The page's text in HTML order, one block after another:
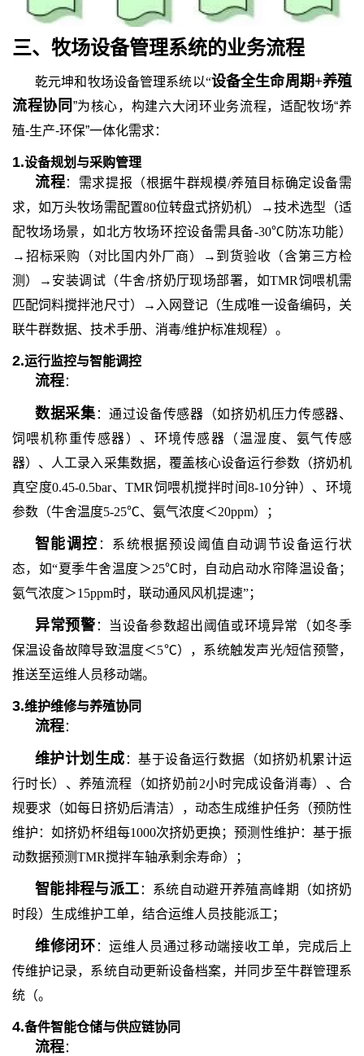
三、牧场设备管理系统的业务流程
乾元坤和牧场设备管理系统以“设备全生命周期+养殖
流程协同 ”为核心，构建六大闭环业务流程，适配牧场“养
殖-生产-环保”一体化需求：
1.设备规划与采购管理
流程：需求提报（根据牛群规模/养殖目标确定设备需
求，如万头牧场需配置80位转盘式挤奶机）→技术选型（适
配牧场场景，如北方牧场环控设备需具备-30℃防冻功能）
→招标采购（对比国内外厂商）→到货验收（含第三方检
测）→安装调试（牛舍/挤奶厅现场部署，如TMR饲喂机需
匹配饲料搅拌池尺寸）→入网登记（生成唯一设备编码，关
联牛群数据、技术手册、消毒/维护标准规程）。
2.运行监控与智能调控
流程：
数据采集 ：通过设备传感器（如挤奶机压力传感器、
饲喂机称重传感器）、环境传感器（温湿度、氨气传感
器）、人工录入采集数据，覆盖核心设备运行参数（挤奶机
真空度0.45-0.5bar、TMR饲喂机搅拌时间8-10分钟）、环境
参数（牛舍温度5-25℃、氨气浓度＜20ppm）；
智能调控 ：系统根据预设阈值自动调节设备运行状
态，如“夏季牛舍温度＞25℃时，自动启动水帘降温设备；
氨气浓度＞15ppm时，联动通风风机提速”；
异常预警：当设备参数超出阈值或环境异常（如冬季
保温设备故障导致温度＜5℃），系统触发声光/短信预警，
推送至运维人员移动端。
3.维护维修与养殖协同
流程：
维护计划生成 ：基于设备运行数据（如挤奶机累计运
行时长）、养殖流程（如挤奶前2小时完成设备消毒）、合
规要求（如每日挤奶后清洁），动态生成维护任务（预防性
维护：如挤奶杯组每1000次挤奶更换；预测性维护：基于振
动数据预测TMR搅拌车轴承剩余寿命）；
智能排程与派工 ：系统自动避开养殖高峰期（如挤奶
时段）生成维护工单，结合运维人员技能派工；
维修闭环 ：运维人员通过移动端接收工单，完成后上
传维护记录，系统自动更新设备档案，并同步至牛群管理系
统（。
4.备件智能仓储与供应链协同
流程：